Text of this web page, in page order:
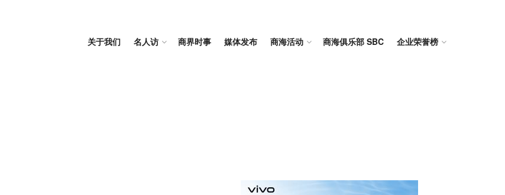
关于我们 名人访 商界时事 媒体发布 商海活动 商海俱乐部 SBC 企业荣誉榜